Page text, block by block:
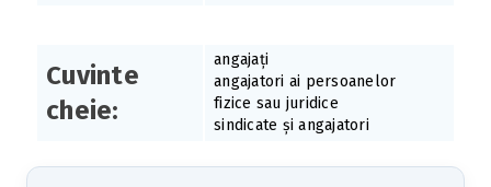
Cuvinte
cheie:
angajați
angajatori ai persoanelor
fizice sau juridice
sindicate și angajatori